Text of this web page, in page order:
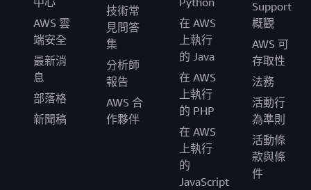
AWS 雲
端安全
最新消
息
部落格
新聞稿
技術常
見問答
集
分析師
報告
AWS 合
作夥伴
在 AWS
上執行
的 Java
在 AWS
上執行
的 PHP
在 AWS
上執行
的
JavaScript
Support
概觀
AWS 可
存取性
法務
活動行
為準則
活動條
款與條
件